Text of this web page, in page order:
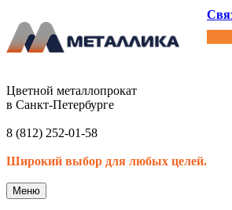
Цветной металлопрокат
в Санкт-Петербурге
8 (812) 252-01-58
Широкий выбор для любых целей.
Меню